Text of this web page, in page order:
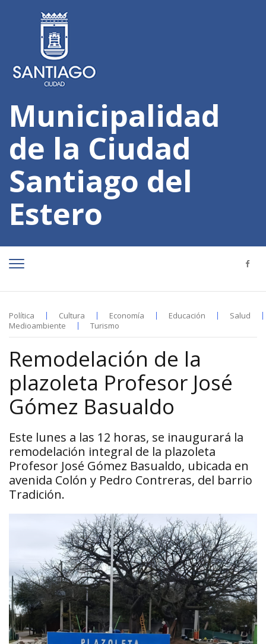
Municipalidad
de la Ciudad
Santiago del
Estero
Política Cultura Economía Educación
Salud
Medioambiente
Turismo
Remodelación de la
plazoleta Profesor José
Gómez Basualdo
Este lunes a las 12 horas, se inaugurará la
remodelación integral de la plazoleta
Profesor José Gómez Basualdo, ubicada en
avenida Colón y Pedro Contreras, del barrio
Tradición.